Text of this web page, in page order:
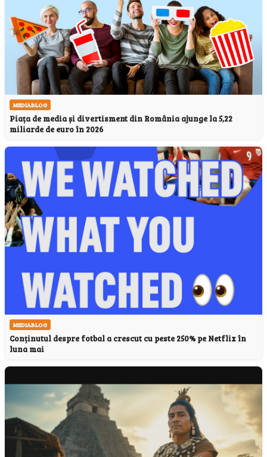
MEDIABLOG
Piața de media și divertisment din România ajunge la 5,22
miliarde de euro în 2026
MEDIABLOG
Conținutul despre fotbal a crescut cu peste 250% pe Netflix în
luna mai